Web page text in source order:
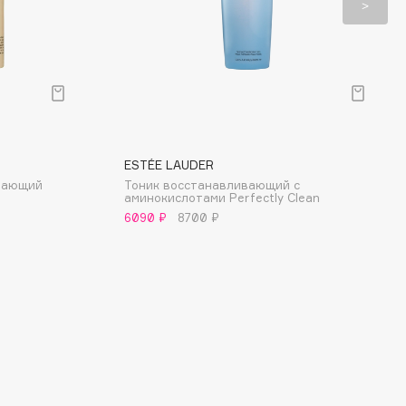
ESTÉE LAUDER
Тоник восстанавливающий с
аминокислотами Perfectly Clean
6090 ₽
8700 ₽